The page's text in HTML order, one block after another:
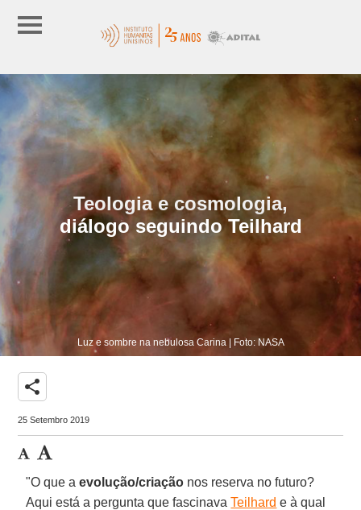
Teologia e cosmologia,
diálogo seguindo Teilhard
Luz e sombre na nebulosa Carina | Foto: NASA
share
25 Setembro 2019
"O que aevolução/criação nos reserva no futuro?
Aqui está a pergunta que fascinavaTeilhard e à qual